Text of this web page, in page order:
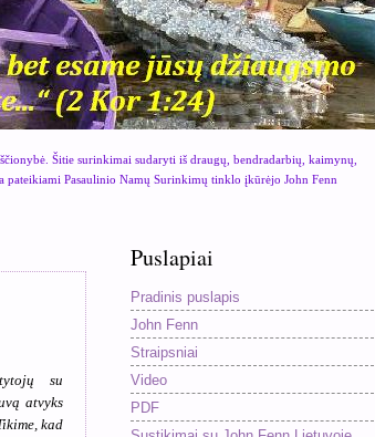
Šitie surinkimai sudaryti iš draugų, bendradarbių, kaimynų,
Pasaulinio Namų Surinkimų tinklo įkūrėjo John Fenn
su
atvyks
kad
Puslapiai
Pradinis puslapis
John Fenn
Straipsniai
Video
PDF